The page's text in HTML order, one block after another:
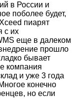
в России и
поболее будет,
пиарят
с их
еще в далеком
прошло
бывает
компания
и уже 3 года
конечно
но если